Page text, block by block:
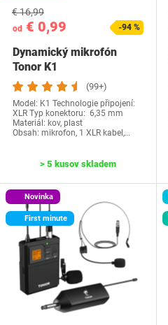
od € 0,99
€ 16,99
-94 %
Dynamický mikrofón
Tonor K1
(99+)
Model: K1 Technologie připojení:
XLR Typ konektoru: 6,35 mm
Materiál: kov, plast
Obsah: mikrofon, 1 XLR kabel,…
> 5 kusov skladem
Novinka
First minute